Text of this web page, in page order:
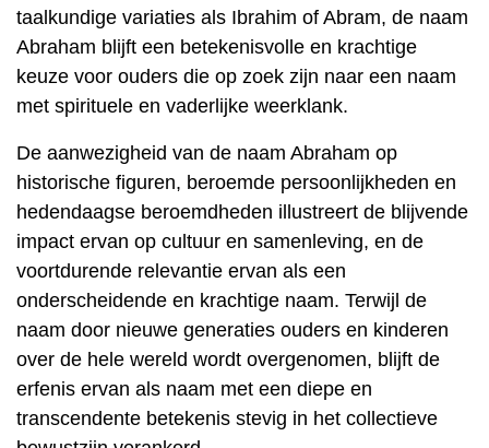
taalkundige variaties als Ibrahim of Abram, de naam
Abraham blijft een betekenisvolle en krachtige
keuze voor ouders die op zoek zijn naar een naam
met spirituele en vaderlijke weerklank.
De aanwezigheid van de naam Abraham op
historische figuren, beroemde persoonlijkheden en
hedendaagse beroemdheden illustreert de blijvende
impact ervan op cultuur en samenleving, en de
voortdurende relevantie ervan als een
onderscheidende en krachtige naam. Terwijl de
naam door nieuwe generaties ouders en kinderen
over de hele wereld wordt overgenomen, blijft de
erfenis ervan als naam met een diepe en
transcendente betekenis stevig in het collectieve